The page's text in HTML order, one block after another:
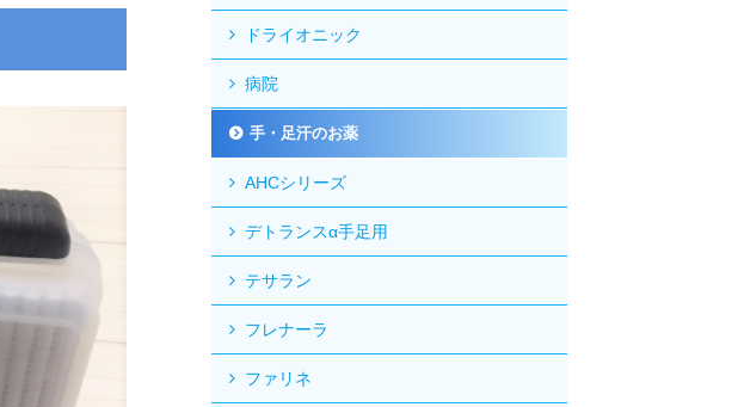
ドライオニック
病院
手・足汗のお薬
AHCシリーズ
デトランスα手足用
テサラン
フレナーラ
ファリネ